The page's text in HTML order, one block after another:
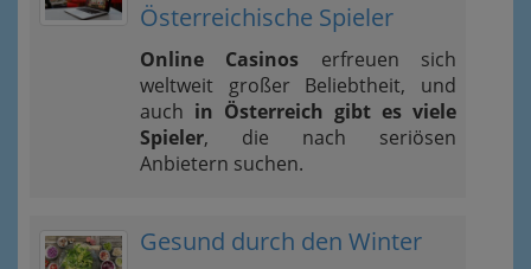
Österreichische Spieler
Online Casinos erfreuen sich
weltweit großer Beliebtheit, und
auch in Österreich gibt es viele
Spieler, die nach seriösen
Anbietern suchen.
Gesund durch den Winter